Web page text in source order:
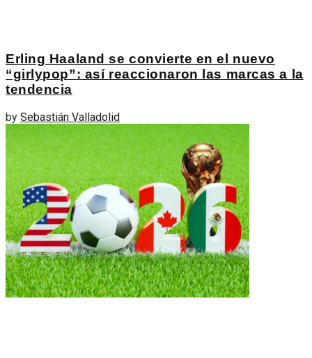
Erling Haaland se convierte en el nuevo
“girlypop”: así reaccionaron las marcas a la
tendencia
by Sebastián Valladolid